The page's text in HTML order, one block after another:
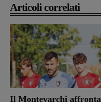
Articoli correlati
Il Montevarchi affronta